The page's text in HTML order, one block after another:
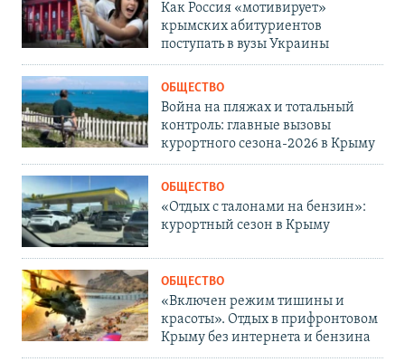
Как Россия «мотивирует»
крымских абитуриентов
поступать в вузы Украины
ОБЩЕСТВО
Война на пляжах и тотальный
контроль: главные вызовы
курортного сезона-2026 в Крыму
ОБЩЕСТВО
«Отдых с талонами на бензин»:
курортный сезон в Крыму
ОБЩЕСТВО
«Включен режим тишины и
красоты». Отдых в прифронтовом
Крыму без интернета и бензина